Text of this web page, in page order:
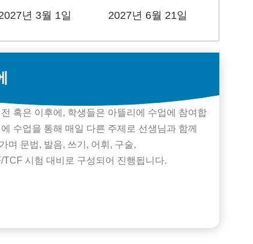
년 3월 1일 2027년 6월 21일
혹은 이후에, 학생들은 아뜰리에 수업에 참여합
수업을 통해 매일 다른 주제로 선생님과 함께
며 문법, 발음, 쓰기, 어휘, 구술,
TCF 시험 대비로 구성되어 진행됩니다.